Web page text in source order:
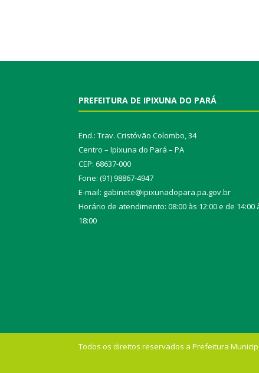
PREFEITURA DE IPIXUNA DO PARÁ
End.: Trav. Cristóvão Colombo, 34
Centro – Ipixuna do Pará – PA
CEP: 68637-000
Fone: (91) 98867-4947
E-mail: gabinete@ipixunadopara.pa.gov.br
Horário de atendimento: 08:00 às 12:00 e de 14:00
18:00
Todos os direitos reservados a Prefeitura